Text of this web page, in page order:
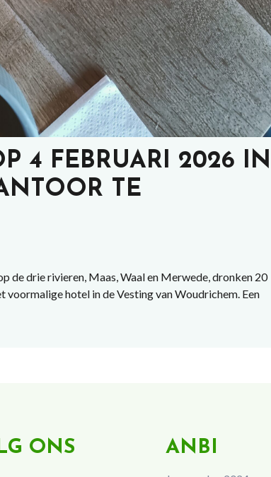
4 FEBRUARI 2026 IN
TE
de drie rivieren, Maas, Waal en Merwede, dronken 20
hotel in de Vesting van Woudrichem. Een
ONS ANBI